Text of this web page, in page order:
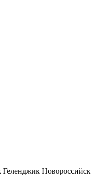
Геленджик Новороссийск